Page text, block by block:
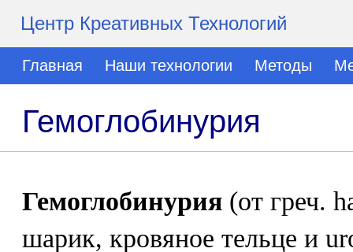
Центр Креативных Технологий
Главная Наши технологии Методы
Гемоглобинурия
Гемоглобинурия (от греч.
шарик, кровяное тельце и